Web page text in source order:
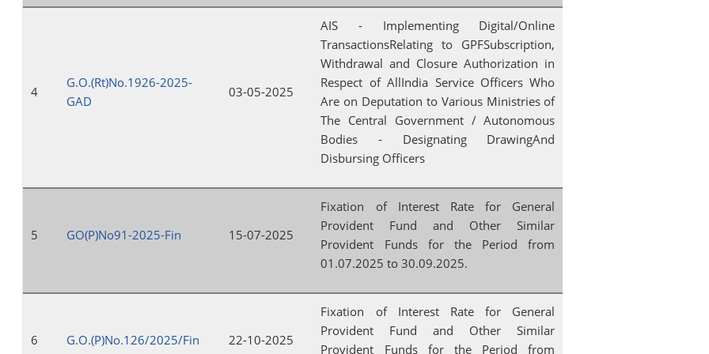
4
G.O.(Rt)No.1926-2025-
GAD
03-05-2025
AIS - Implementing Digital/Online
TransactionsRelating to GPFSubscription,
Withdrawal and Closure Authorization in
Respect of AllIndia Service Officers Who
Are on Deputation to Various Ministries of
The Central Government / Autonomous
Bodies - Designating DrawingAnd
Disbursing Officers
5 GO(P)No91-2025-Fin 15-07-2025
Fixation of Interest Rate for General
Provident Fund and Other Similar
Provident Funds for the Period from
01.07.2025 to 30.09.2025.
6 G.O.(P)No.126/2025/Fin 22-10-2025
Fixation of Interest Rate for General
Provident Fund and Other Similar
Provident Funds for the Period from